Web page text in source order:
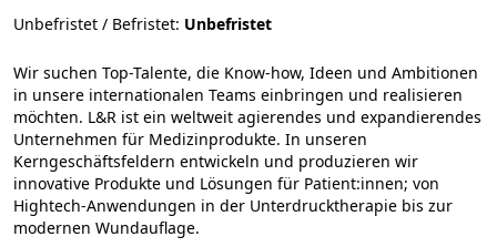
Unbefristet / Befristet: Unbefristet
Wir suchen Top-Talente, die Know-how, Ideen und Ambitionen
in unsere internationalen Teams einbringen und realisieren
möchten. L&R ist ein weltweit agierendes und expandierendes
Unternehmen für Medizinprodukte. In unseren
Kerngeschäftsfeldern entwickeln und produzieren wir
innovative Produkte und Lösungen für Patient:innen; von
Hightech-Anwendungen in der Unterdrucktherapie bis zur
modernen Wundauflage.